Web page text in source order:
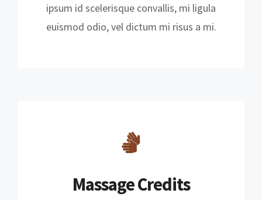
ipsum id scelerisque convallis, mi ligula
euismod odio, vel dictum mi risus a mi.
Massage Credits